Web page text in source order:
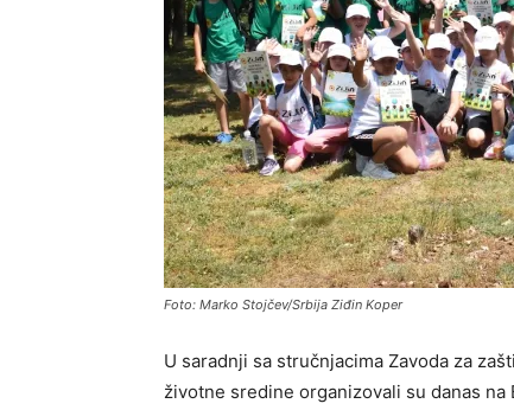
Foto: Marko Stojčev/Srbija Ziđin Koper
U saradnji sa stručnjacima Zavoda za
životne sredine organizovali su danas